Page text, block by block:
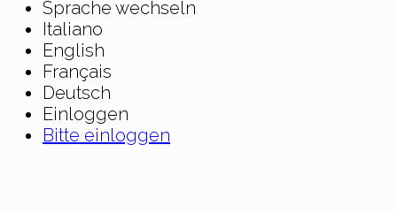
Sprache wechseln
Italiano
English
Français
Deutsch
Einloggen
Bitte einloggen